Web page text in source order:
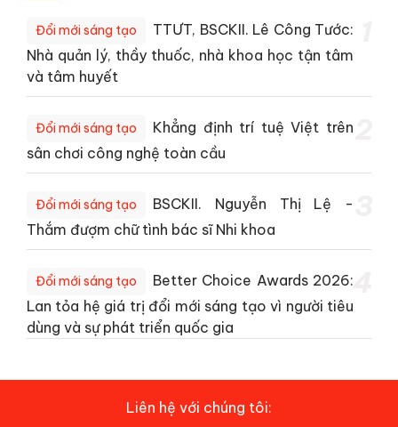
Đổi mới sáng tạo
TTƯT, BSCKII. Lê Công Tước:
Nhà quản lý, thầy thuốc, nhà khoa học tận tâm
và tâm huyết
Đổi mới sáng tạo
Khẳng định trí tuệ Việt trên
sân chơi công nghệ toàn cầu
Đổi mới sáng tạo
BSCKII. Nguyễn Thị Lệ -
Thắm đượm chữ tình bác sĩ Nhi khoa
Đổi mới sáng tạo
Better Choice Awards 2026:
Lan tỏa hệ giá trị đổi mới sáng tạo vì người tiêu
dùng và sự phát triển quốc gia
Liên hệ với chúng tôi: